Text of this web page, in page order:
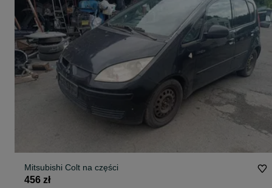
Mitsubishi Colt na części
456 zł